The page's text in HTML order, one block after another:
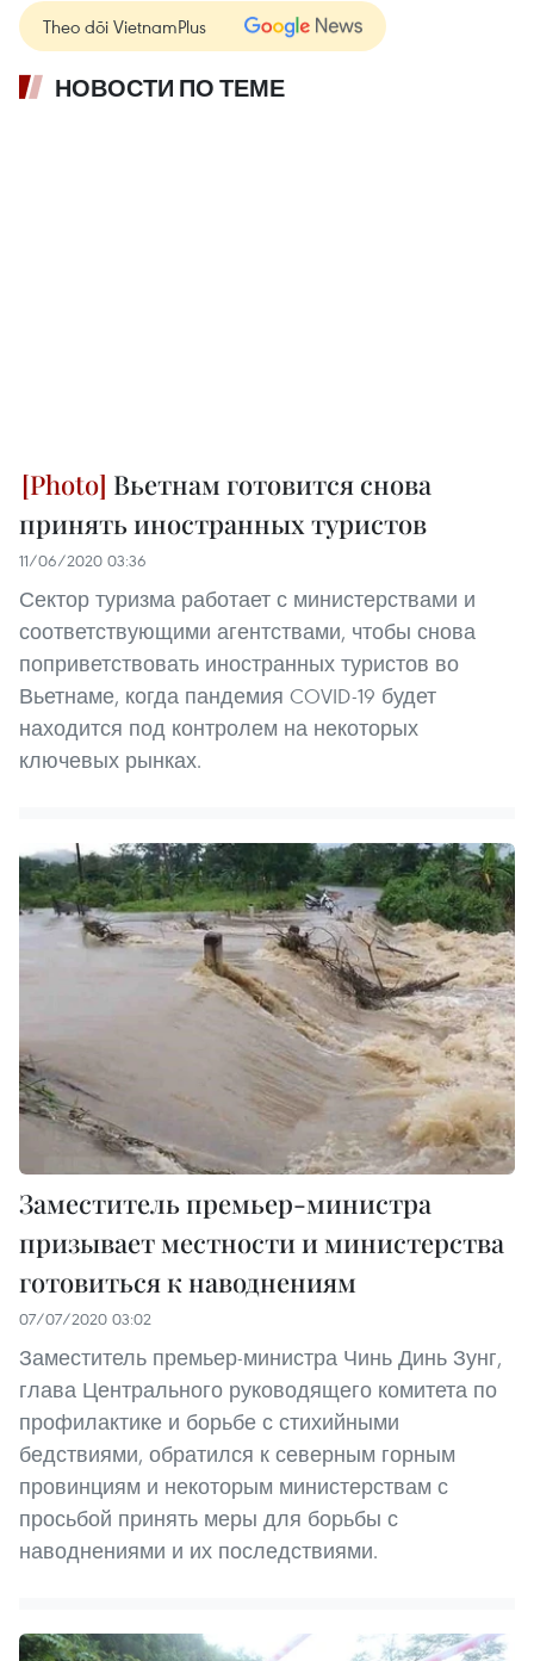
Theo dõi VietnamPlus
НОВОСТИ ПО ТЕМЕ
Вьетнам готовится снова
принять иностранных туристов
11/06/2020 03:36
Сектор туризма работает с министерствами и
соответствующими агентствами, чтобы снова
поприветствовать иностранных туристов во
Вьетнаме, когда пандемия COVID-19 будет
находится под контролем на некоторых
ключевых рынках.
Заместитель премьер-министра
призывает местности и министерства
готовиться к наводнениям
07/07/2020 03:02
Заместитель премьер-министра Чинь Динь Зунг,
глава Центрального руководящего комитета по
профилактике и борьбе с стихийными
бедствиями, обратился к северным горным
провинциям и некоторым министерствам с
просьбой принять меры для борьбы с
наводнениями и их последствиями.